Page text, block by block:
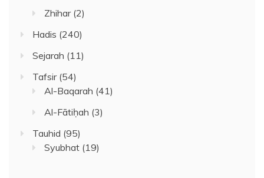
Zhihar(2)
Hadis (240)
Sejarah (11)
Tafsir(54)
Al-Baqarah (41)
Al-Fātiḥah (3)
Tauhid (95)
Syubhat (19)